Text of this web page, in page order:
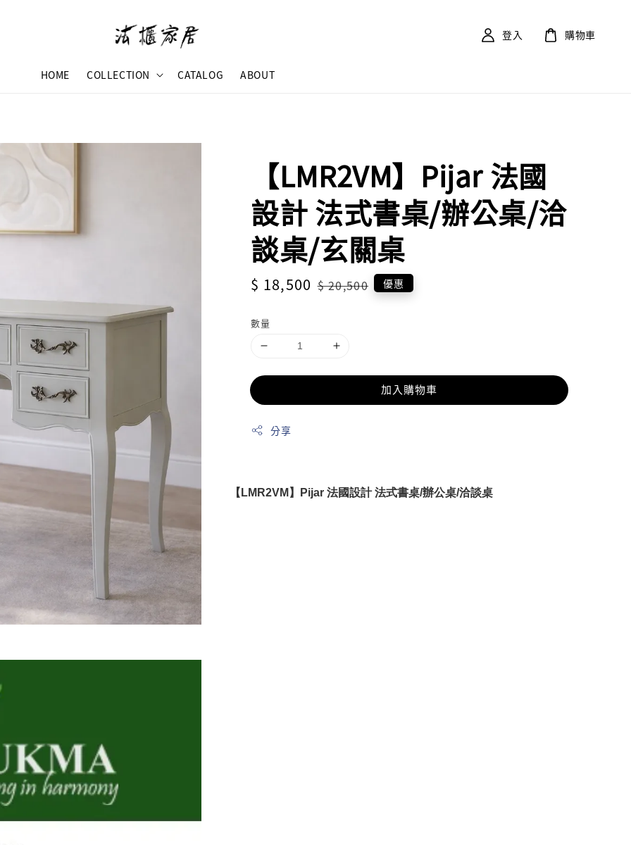
HOME COLLECTION CATALOG ABOUT
登入 購物車
【LMR2VM】Pijar 法國
設計 法式書桌/辦公桌/洽
談桌/玄關桌
Sale
$ 18,500 Regular
$ 20,500 優惠
數量
加入購物車
分享
【LMR2VM】Pijar 法國設計 法式書桌/辦公桌/洽談桌